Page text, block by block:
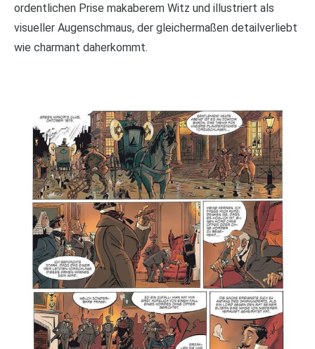
ordentlichen Prise makaberem Witz und illustriert als
visueller Augenschmaus, der gleichermaßen detailverliebt
wie charmant daherkommt.